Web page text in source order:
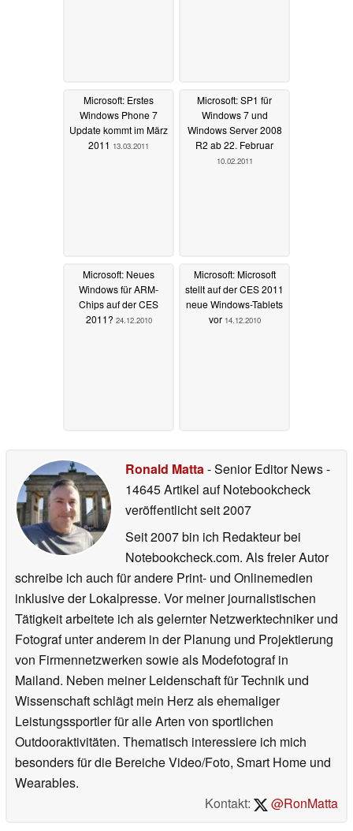
Microsoft: Erstes
Windows Phone 7
Update kommt im März
2011 13.03.2011
Microsoft: SP1 für
Windows 7 und
Windows Server 2008
R2 ab 22. Februar
10.02.2011
Microsoft: Neues
Windows für ARM-
Chips auf der CES
2011? 24.12.2010
Microsoft: Microsoft
stellt auf der CES 2011
neue Windows-Tablets
vor 14.12.2010
Ronald Matta- Senior Editor News-
14645 Artikel auf Notebookcheck
veröffentlichtseit 2007
Seit 2007 bin ich Redakteur bei
Notebookcheck.com. Als freier Autor
schreibe ich auch für andere Print- und Onlinemedien
inklusive der Lokalpresse. Vor meiner journalistischen
Tätigkeit arbeitete ich als gelernter Netzwerktechniker und
Fotograf unter anderem in der Planung und Projektierung
von Firmennetzwerken sowie als Modefotograf in
Mailand. Neben meiner Leidenschaft für Technik und
Wissenschaft schlägt mein Herz als ehemaliger
Leistungssportler für alle Arten von sportlichen
Outdooraktivitäten. Thematisch interessiere ich mich
besonders für die Bereiche Video/Foto, Smart Home und
Wearables.
Kontakt:
@RonMatta